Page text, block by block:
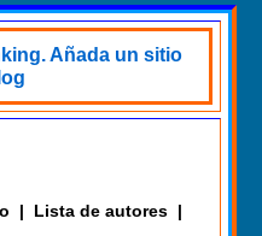
Añada un sitio
| Lista de autores |